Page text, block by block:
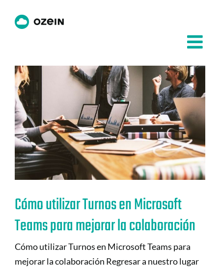
Cómo utilizar Turnos en Microsoft
Teams para mejorar la colaboración
Cómo utilizar Turnos en Microsoft Teams para
mejorar la colaboración Regresar a nuestro lugar